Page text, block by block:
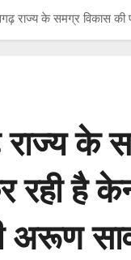
राज्य के समग्र विकास
के
रही है
अरूण